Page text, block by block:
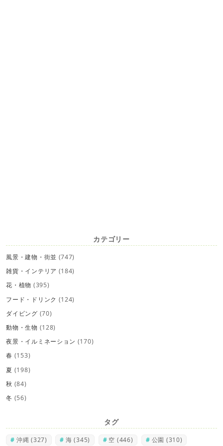
カテゴリー
風景・建物・街並 (747)
雑貨・インテリア (184)
花・植物 (395)
フード・ドリンク (124)
ダイビング (70)
動物・生物 (128)
夜景・イルミネーション (170)
春 (153)
夏 (198)
秋 (84)
冬 (56)
タグ
沖縄 (327) 海 (345) 空 (446) 公園 (310)